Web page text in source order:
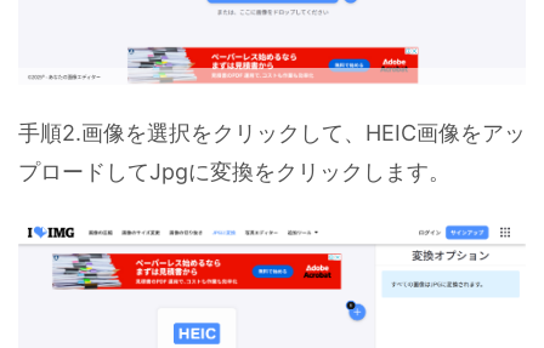
手順2.画像を選択をクリックして、HEIC画像をアッ
プロードしてJpgに変換をクリックします。